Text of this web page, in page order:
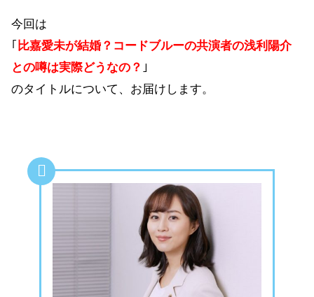
今回は
｢ 比嘉愛未が結婚？コードブルーの共演者の浅利陽介
との噂は実際どうなの？ ｣
のタイトルについて、お届けします。